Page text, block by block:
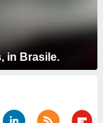
in Brasile.